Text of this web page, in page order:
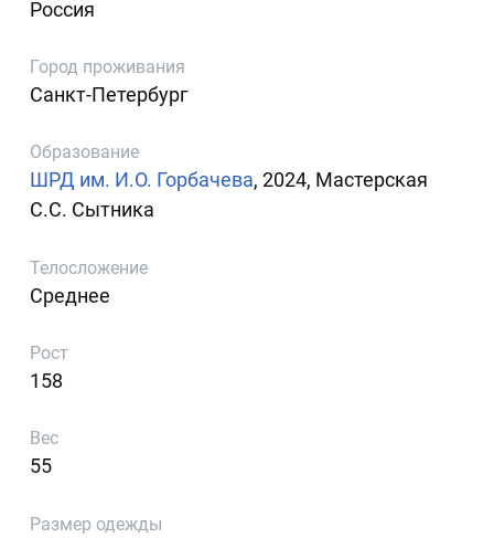
Россия
Город проживания
Санкт-Петербург
Образование
ШРД им. И.О. Горбачева, 2024, Мастерская
С.С. Сытника
Телосложение
Среднее
Рост
158
Вес
55
Размер одежды